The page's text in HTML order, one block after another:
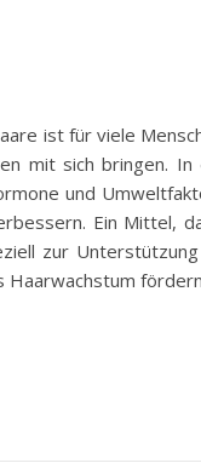
ist für viele
mit sich bringen.
und
Ein Mittel,
zur
Haarwachstum